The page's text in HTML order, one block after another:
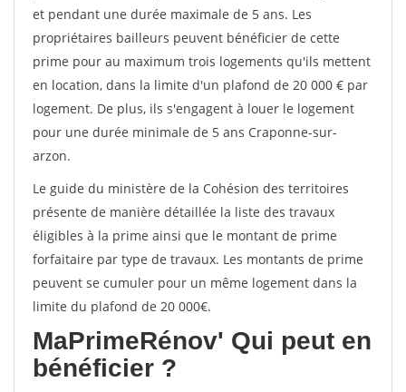
et pendant une durée maximale de 5 ans. Les
propriétaires bailleurs peuvent bénéficier de cette
prime pour au maximum trois logements qu'ils mettent
en location, dans la limite d'un plafond de 20 000 € par
logement. De plus, ils s'engagent à louer le logement
pour une durée minimale de 5 ans Craponne-sur-
arzon.
Le guide du ministère de la Cohésion des territoires
présente de manière détaillée la liste des travaux
éligibles à la prime ainsi que le montant de prime
forfaitaire par type de travaux. Les montants de prime
peuvent se cumuler pour un même logement dans la
limite du plafond de 20 000€.
MaPrimeRénov' Qui peut en
bénéficier ?